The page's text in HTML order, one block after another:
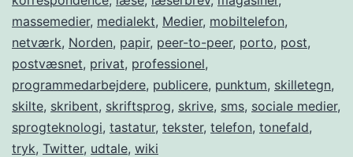
massemedier, medialekt, Medier, mobiltelefon,
netværk, Norden, papir, peer-to-peer, porto, post,
postvæsnet, privat, professionel,
programmedarbejdere, publicere, punktum, skilletegn,
skilte, skribent, skriftsprog, skrive, sms, sociale medier,
sprogteknologi, tastatur, tekster, telefon, tonefald,
tryk, Twitter, udtale, wiki